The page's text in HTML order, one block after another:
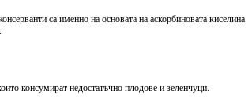
са именно на основата на аскорбиновата киселина
консумират недостатъчно плодове и зеленчуци.